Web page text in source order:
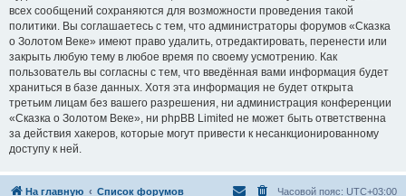
всех сообщений сохраняются для возможности проведения такой
политики. Вы соглашаетесь с тем, что администраторы форумов «Сказка
о Золотом Веке» имеют право удалить, отредактировать, перенести или
закрыть любую тему в любое время по своему усмотрению. Как
пользователь вы согласны с тем, что введённая вами информация будет
храниться в базе данных. Хотя эта информация не будет открыта
третьим лицам без вашего разрешения, ни администрация конференции
«Сказка о Золотом Веке», ни phpBB Limited не может быть ответственна
за действия хакеров, которые могут привести к несанкционированному
доступу к ней.
На главную Список форумов Часовой пояс: UTC+03:00